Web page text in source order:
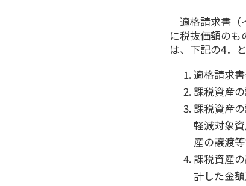
適格請求書（
に税抜価額の
は、下記の4．
適格請求
課税資産
課税資産
軽減対象
産の譲渡等
課税資産
計した金